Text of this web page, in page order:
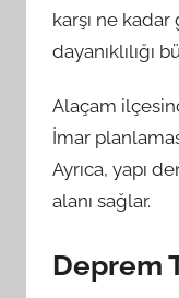
karşı ne
dayanıklılığı
Alaçam
İmar
Ayrıca, yapı
alanı sağlar.
Deprem